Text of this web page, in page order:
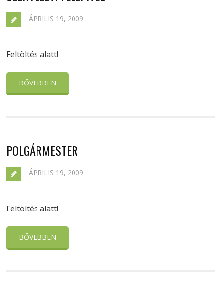
ÁPRILIS 19, 2009
Feltöltés alatt!
BŐVEBBEN
POLGÁRMESTER
ÁPRILIS 19, 2009
Feltöltés alatt!
BŐVEBBEN